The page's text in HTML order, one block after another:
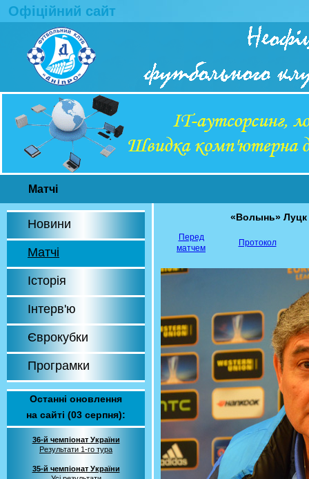
Офіційний сайт
Матчі
Новини
Матчі
Історія
Інтерв'ю
Єврокубки
Програмки
Останні оновлення
на сайті (03 серпня):
36-й чемпіонат України
Результати 1-го тура
35-й чемпіонат України
«Волынь» Луцк
Перед
матчем
Протокол